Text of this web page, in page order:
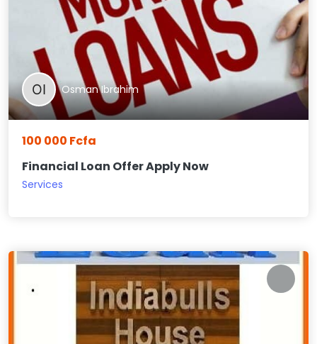
Osman Ibrahim
100 000 Fcfa
Financial Loan Offer Apply Now
Services